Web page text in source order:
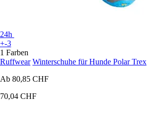
24h
+-3
1 Farben
Ruffwear Winterschuhe für Hunde Polar Trex
Ab 80,85 CHF
70,04 CHF